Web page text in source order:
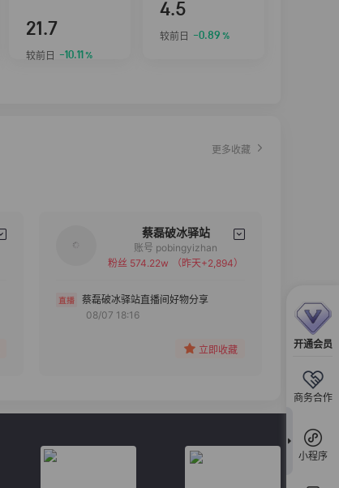
开通会员
商务合作
小程序
21.7
较前日 -10.11 %
4.5
较前日 -0.89 %
更多收藏
蔡磊破冰驿站
备注
分组
账号 pobingyizhan
粉丝 574.22w
（昨天+2,894）
蔡磊破冰驿站直播间好物分享
08/07 18:16
立即收藏